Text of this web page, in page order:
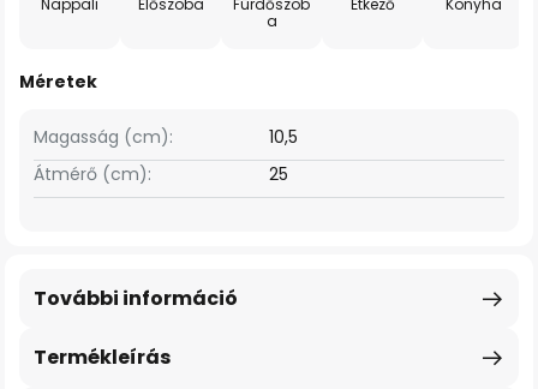
Nappali Előszoba
Fürdőszob
a
Étkező Konyha
Méretek
Magasság (cm):
10,5
Átmérő (cm):
25
Termékleírás
További információ